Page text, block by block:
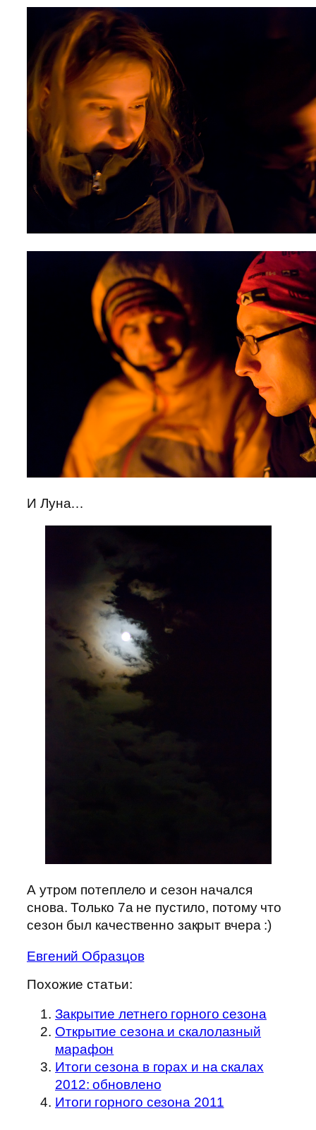
И Луна…
А утром потеплело и сезон начался
снова. Только 7а не пустило, потому что
сезон был качественно закрыт вчера :)
Евгений Образцов
Похожие статьи:
Закрытие летнего горного сезона
Открытие сезона и скалолазный
марафон
Итоги сезона в горах и на скалах
2012: обновлено
Итоги горного сезона 2011